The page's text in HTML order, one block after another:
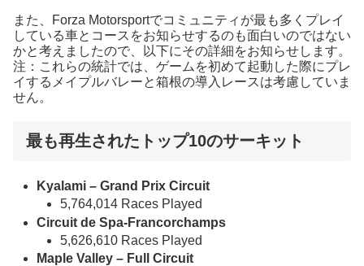
また、Forza Motorsportでコミュニティが最も多くプレイ
している車とコースをお知らせするのも面白いのではない
かと考えましたので、以下にその詳細をお知らせします。
注：これらの統計では、ゲームを初めて起動した際にプレ
イするメイプルバレーと箱根の導入レースは考慮していま
せん。
最も再生されたトップ10のサーキット
Kyalami – Grand Prix Circuit
5,764,014 Races Played
Circuit de Spa-Francorchamps
5,626,610 Races Played
Maple Valley – Full Circuit